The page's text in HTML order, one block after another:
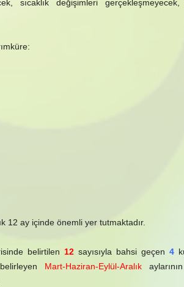
sıcaklık değişimleri
12 ay içinde önemli yer tutmaktadır.
belirtilen 12 sayısıyla bahsi geçen 4
Mart-Haziran-Eylül-Aralık